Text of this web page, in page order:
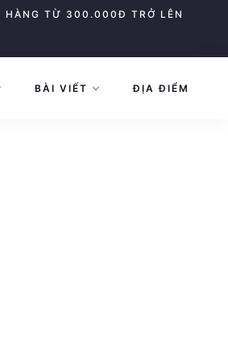
HÀNG TỪ 300.000Đ TRỞ LÊN
BÀI VIẾT ĐỊA ĐIỂM